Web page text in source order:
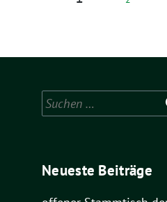
Suchen
nach:
Neueste Beiträge